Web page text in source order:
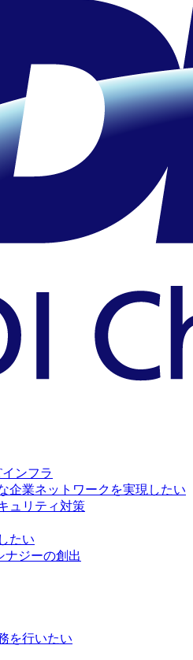
ンフラ
企業ネットワークを実現したい
ュリティ対策
たい
ナジーの創出
を行いたい